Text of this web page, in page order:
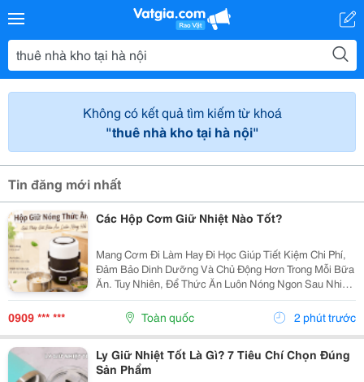
Không có kết quả tìm kiếm từ khoá
"thuê nhà kho tại hà nội"
Tin đăng mới nhất
Các Hộp Cơm Giữ Nhiệt Nào Tốt?
Mang Cơm Đi Làm Hay Đi Học Giúp Tiết Kiệm Chi Phí,
Đảm Bảo Dinh Dưỡng Và Chủ Động Hơn Trong Mỗi Bữa
Ăn. Tuy Nhiên, Để Thức Ăn Luôn Nóng Ngon Sau Nhiều
Giờ, Việc Lựa Chọn Một Chiếc Hộp Cơm Giữ Nhiệt Nào
Tốt Là Điều Rất Quan Trọng. Bài Viết Dưới Đây Sẽ...
0909 *** *** Toàn quốc 2 phút trước
Ly Giữ Nhiệt Tốt Là Gì? 7 Tiêu Chí Chọn Đúng
Sản Phẩm